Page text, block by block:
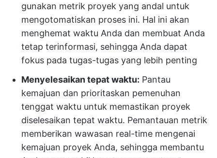
gunakan metrik proyek yang andal untuk
mengotomatiskan proses ini. Hal ini akan
menghemat waktu Anda dan membuat Anda
tetap terinformasi, sehingga Anda dapat
fokus pada tugas-tugas yang lebih penting
Menyelesaikan tepat waktu: Pantau
kemajuan dan prioritaskan pemenuhan
tenggat waktu untuk memastikan proyek
diselesaikan tepat waktu. Pemantauan metrik
memberikan wawasan real-time mengenai
kemajuan proyek Anda, sehingga membantu